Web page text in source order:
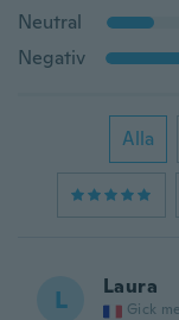
Neutral
Negativ
Alla
L Laura
Gick